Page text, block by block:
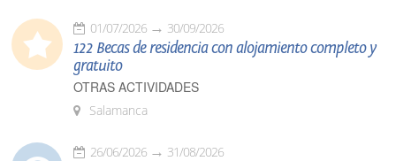
01/07/2026 30/09/2026
122 Becas de residencia con alojamiento completo y
gratuito
OTRAS ACTIVIDADES
Salamanca
26/06/2026 31/08/2026